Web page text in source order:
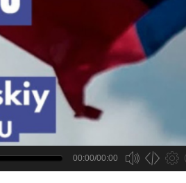
00:00/00:00